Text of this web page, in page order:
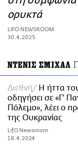
ΑΜΠΑ
PRINT
ορυκτά
LIFO NEWSROOM
30.4.2025
ΝΤΕΝΙΣ ΣΜΙΧΑΛ
Διεθνή
Η ήττα
οδηγήσει σε «Γ'
Πόλεμο», λέει ο
της Ουκρανίας
LifO Newsroom
18.4.2024